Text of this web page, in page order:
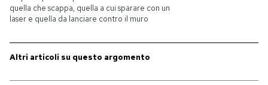
Scienza
Economia
quella che scappa, quella a cui sparare con un
laser e quella da lanciare contro il muro
Altri articoli su questo argomento